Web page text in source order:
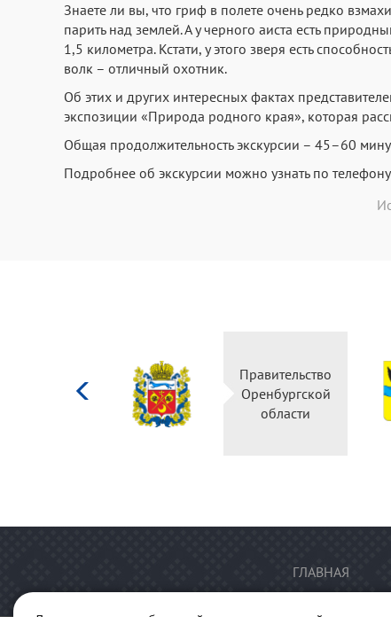
Знаете ли вы, что гриф в полете очень редко
парить над землей. А у черного аиста есть
1,5 километра. Кстати, у этого зверя есть
волк – отличный охотник.
Об этих и других интересных фактах
экспозиции «Природа родного края», которая
Общая продолжительность экскурсии – 45–60
Подробнее об экскурсии можно узнать по
Правительство
Оренбургской
области
ГЛАВНАЯ